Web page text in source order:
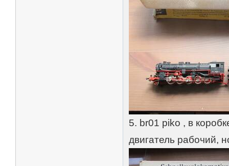
5. br01 piko , в
двигатель рабочий,